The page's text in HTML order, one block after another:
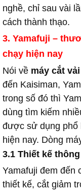
nghề, chỉ sau vài
cách thành thạo.
3. Yamafuji –
chạy hiện nay
Nói về máy cắt
đến Kaisiman,
trong số đó thì
dùng tìm kiếm
được sử dụng phổ
hiện nay. Dòng
3.1 Thiết kế
Yamafuji đem đến
thiết kế, cắt giảm